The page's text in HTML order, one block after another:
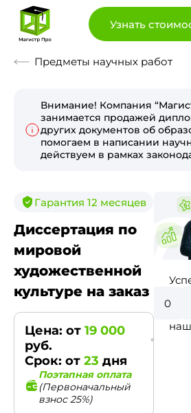
Узнать
Предметы научных работ
Внимание! Компания
занимается продажей
других документов об
помогаем в написании
действуем в рамках
Гарантия 12 месяцев
Диссертация по
мировой
художественной
культуре на заказ
Цена: от 19 000
руб.
Срок: от 23 дня
Поэтапная оплата
(Первоначальный
взнос 25%)
0